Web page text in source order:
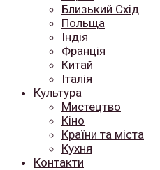
Близький Схід
Польща
Індія
Франція
Китай
Італія
Культура
Мистецтво
Кіно
Країни та міста
Кухня
Контакти